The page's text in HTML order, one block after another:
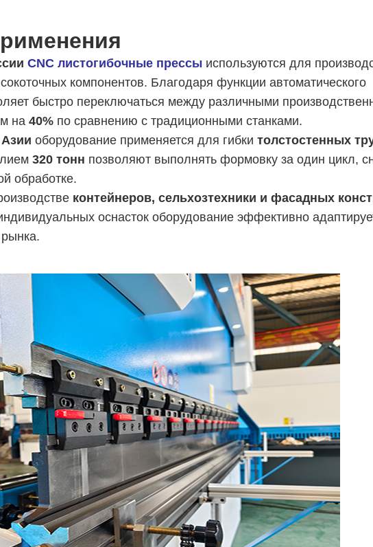
CNC листогибочные прессы используются для
компонентов. Благодаря функции автоматического
быстро переключаться между различными
на 40% по сравнению с традиционными станками.
оборудование применяется для гибки толстостенных
320 тонн позволяют выполнять формовку за один цикл,
обработке.
контейнеров, сельхозтехники и фасадных
оснасток оборудование эффективно